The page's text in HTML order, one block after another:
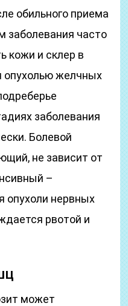
обильного приема
заболевания часто
кожи и склер в
опухолью желчных
заболевания
Болевой
не зависит от
–
опухоли нервных
рвотой и
может